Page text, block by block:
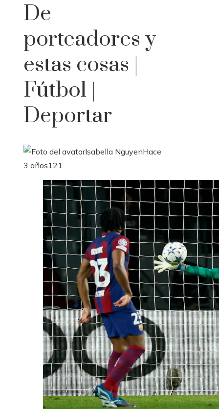
De
porteadores y
estas cosas |
Fútbol |
Deportar
Isabella NguyenHace
3 años121